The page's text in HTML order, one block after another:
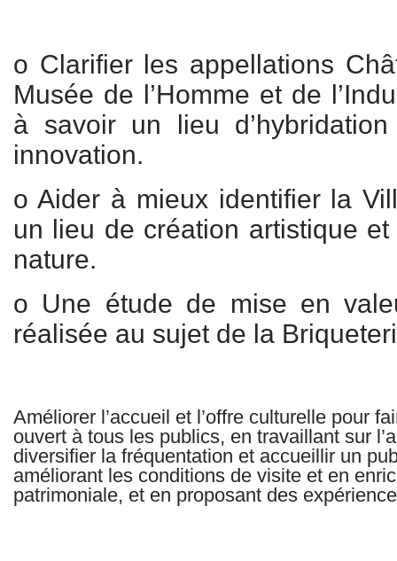
o Clarifier les appellations
Musée de l’Homme et de
à savoir un lieu
innovation.
o Aider à mieux identifier la
un lieu de création artistique
nature.
o Une étude de mise en
réalisée au sujet de la
Améliorer l’accueil et l’offre culturelle pour
ouvert à tous les publics, en travaillant sur
diversifier la fréquentation et accueillir un
améliorant les conditions de visite et en
patrimoniale, et en proposant des